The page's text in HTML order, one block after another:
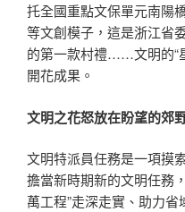
托全國重點文保單元南陽
等文創模子，這是浙江省
的第一款村禮……文明的“
開花成果。
文明之花怒放在盼望的郊
文明特派員任務是一項摸
擔當新時期新的文明任務
萬工程”走深走實、助力